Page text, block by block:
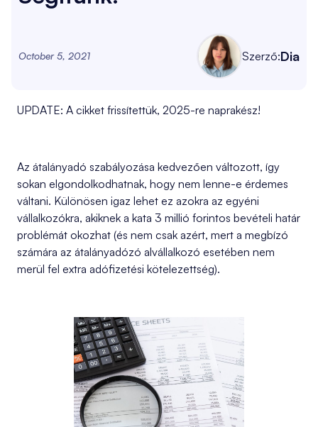
October 5, 2021 Szerző:Dia
UPDATE: A cikket frissítettük, 2025-re naprakész!
Az átalányadó szabályozása kedvezően változott, így
sokan elgondolkodhatnak, hogy nem lenne-e érdemes
váltani. Különösen igaz lehet ez azokra az egyéni
vállalkozókra, akiknek a kata 3 millió forintos bevételi határ
problémát okozhat (és nem csak azért, mert a megbízó
számára az átalányadózó alvállalkozó esetében nem
merül fel extra adófizetési kötelezettség).